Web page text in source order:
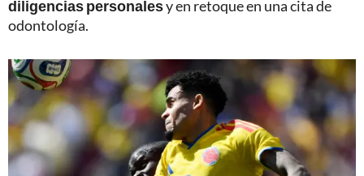
diligencias personalesy en retoque en una cita de
odontología.